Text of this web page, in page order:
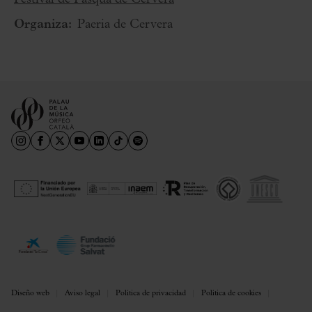
Organiza: Paeria de Cervera
Diseño web Aviso legal Política de privacidad Política de cookies